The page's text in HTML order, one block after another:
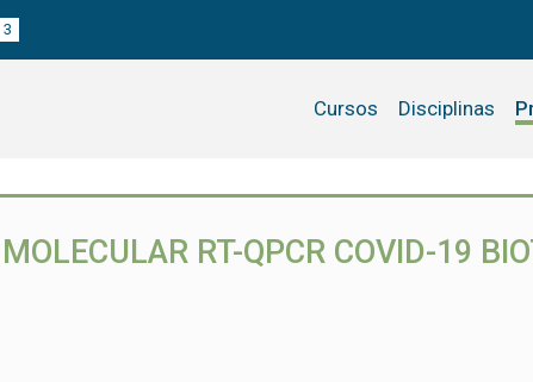
3
Cursos Disciplinas
RT-QPCR COVID-19